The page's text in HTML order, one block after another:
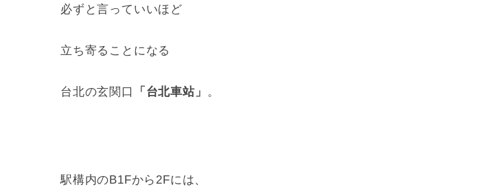
必ずと言っていいほど
立ち寄ることになる
台北の玄関口 「台北車站」 。
駅構内のB1Fから2Fには、